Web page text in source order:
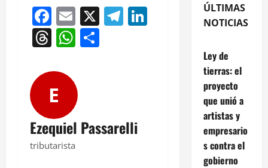
Facebook
Email
X Telegram
LinkedIn
Threads
WhatsApp
E
Ezequiel Passarelli
tributarista
ÚLTIMAS
NOTICIAS
Ley de
tierras: el
proyecto
que unió a
artistas y
empresario
s contra el
gobierno